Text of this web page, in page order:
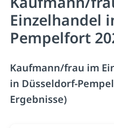
Einzelhandel
Pempelfort
Kaufmann/frau im
in Düsseldorf-
Ergebnisse)